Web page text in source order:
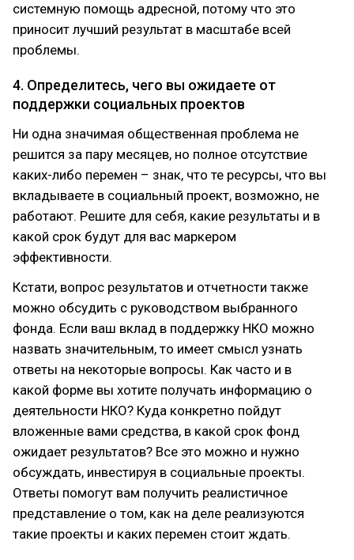
системную помощь адресной, потому что это
приносит лучший результат в масштабе всей
проблемы.
4. Определитесь, чего вы ожидаете от
поддержки социальных проектов
Ни одна значимая общественная проблема не
решится за пару месяцев, но полное отсутствие
каких-либо перемен – знак, что те ресурсы, что вы
вкладываете в социальный проект, возможно, не
работают. Решите для себя, какие результаты и в
какой срок будут для вас маркером
эффективности.
Кстати, вопрос результатов и отчетности также
можно обсудить с руководством выбранного
фонда. Если ваш вклад в поддержку НКО можно
назвать значительным, то имеет смысл узнать
ответы на некоторые вопросы. Как часто и в
какой форме вы хотите получать информацию о
деятельности НКО? Куда конкретно пойдут
вложенные вами средства, в какой срок фонд
ожидает результатов? Все это можно и нужно
обсуждать, инвестируя в социальные проекты.
Ответы помогут вам получить реалистичное
представление о том, как на деле реализуются
такие проекты и каких перемен стоит ждать.